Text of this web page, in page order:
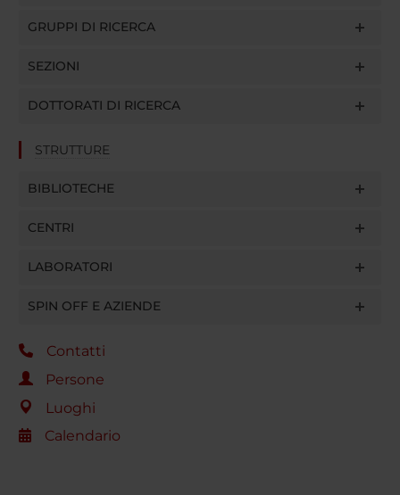
GRUPPI DI RICERCA
SEZIONI
DOTTORATI DI RICERCA
STRUTTURE
BIBLIOTECHE
CENTRI
LABORATORI
SPIN OFF E AZIENDE
Contatti
Persone
Luoghi
Calendario